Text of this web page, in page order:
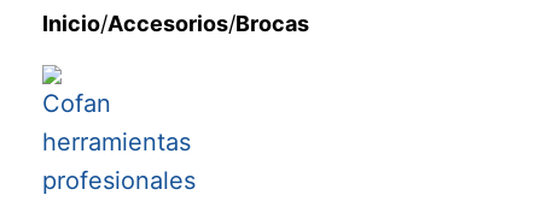
Inicio/Accesorios/Brocas